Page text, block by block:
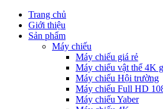
Trang chủ
Giới thiệu
Sản phẩm
Máy chiếu
Máy chiếu giá rẻ
Máy chiếu vật thể 4K
Máy chiếu Hội trường
Máy chiếu Full HD
Máy chiếu Yaber